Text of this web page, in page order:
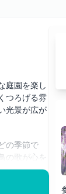
庭園を楽し
つろげる雰
光景が広が
の季節で
歌が心を